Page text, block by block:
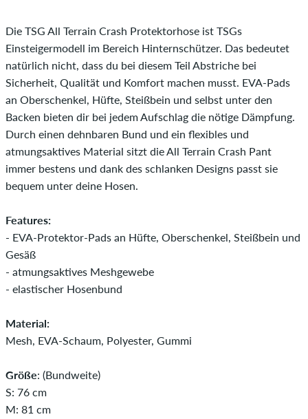
Die TSG All Terrain Crash Protektorhose ist TSGs
Einsteigermodell im Bereich Hinternschützer. Das bedeutet
natürlich nicht, dass du bei diesem Teil Abstriche bei
Sicherheit, Qualität und Komfort machen musst. EVA-Pads
an Oberschenkel, Hüfte, Steißbein und selbst unter den
Backen bieten dir bei jedem Aufschlag die nötige Dämpfung.
Durch einen dehnbaren Bund und ein flexibles und
atmungsaktives Material sitzt die All Terrain Crash Pant
immer bestens und dank des schlanken Designs passt sie
bequem unter deine Hosen.
Features:
- EVA-Protektor-Pads an Hüfte, Oberschenkel, Steißbein und
Gesäß
- atmungsaktives Meshgewebe
- elastischer Hosenbund
Material:
Mesh, EVA-Schaum, Polyester, Gummi
Größe: (Bundweite)
S: 76 cm
M: 81 cm